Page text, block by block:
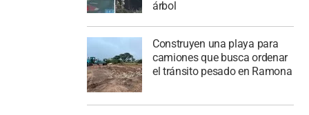
árbol
Construyen una playa para
camiones que busca ordenar
el tránsito pesado en Ramona